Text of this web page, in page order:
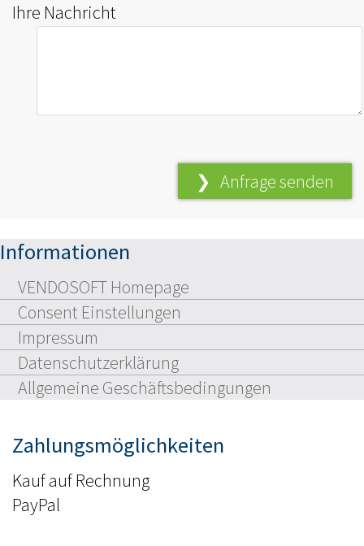
Ihre Nachricht
Informationen
VENDOSOFT Homepage
Consent Einstellungen
Impressum
Datenschutzerklärung
Allgemeine Geschäftsbedingungen
Zahlungsmöglichkeiten
Kauf auf Rechnung
PayPal